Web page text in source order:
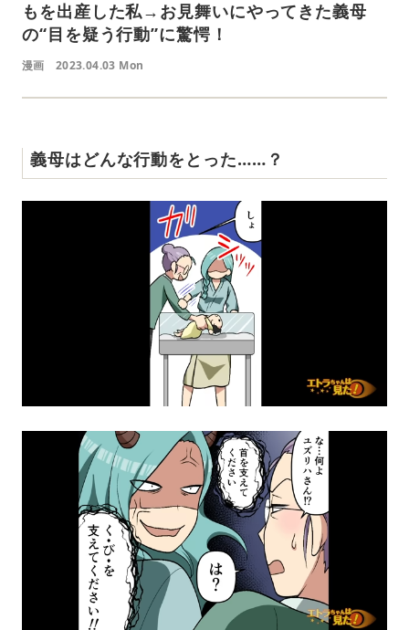
もを出産した私→お見舞いにやってきた義母
の“目を疑う行動”に驚愕！
漫画 2023.04.03 Mon
義母はどんな行動をとった……？